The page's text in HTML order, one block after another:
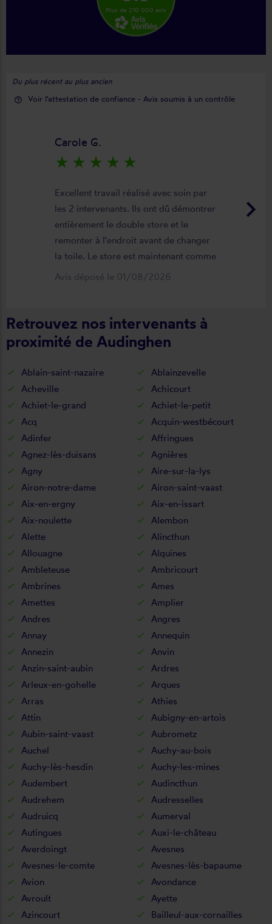
Plus de 210 000 avis
Du plus récent au plus ancien
help_outline Voir l'attestation de confiance - Avis soumis à un contrôle
keyboard_arrow_right
Carole G.
star_rate star_rate star_rate star_rate star_rate
Excellent travail réalisé avec soin par
les 2 intervenants. Ils ont dû démontrer
entièrement le double store et le
remonter à l'endroit avant de changer
la toile. Le store est maintenant comme
neuf, parfaitement positionné et
Avis déposé le 01/08/2026
Retrouvez nos intervenants à
proximité de Audinghen
Ablain-saint-nazaire
Ablainzevelle
Acheville
Achicourt
Achiet-le-grand
Achiet-le-petit
Acq
Acquin-westbécourt
Adinfer
Affringues
Agnez-lès-duisans
Agnières
Agny
Aire-sur-la-lys
Airon-notre-dame
Airon-saint-vaast
Aix-en-ergny
Aix-en-issart
Aix-noulette
Alembon
Alette
Alincthun
Allouagne
Alquines
Ambleteuse
Ambricourt
Ambrines
Ames
Amettes
Amplier
Andres
Angres
Annay
Annequin
Annezin
Anvin
Anzin-saint-aubin
Ardres
Arleux-en-gohelle
Arques
Arras
Athies
Attin
Aubigny-en-artois
Aubin-saint-vaast
Aubrometz
Auchel
Auchy-au-bois
Auchy-lès-hesdin
Auchy-les-mines
Audembert
Audincthun
Audrehem
Audresselles
Audruicq
Aumerval
Autingues
Auxi-le-château
Averdoingt
Avesnes
Avesnes-le-comte
Avesnes-lès-bapaume
Avion
Avondance
Avroult
Ayette
Azincourt
Bailleul-aux-cornailles